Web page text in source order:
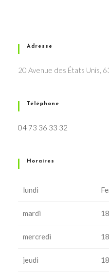
Adresse
20 Avenue des États Unis,
Téléphone
04 73 36 33 32
Horaires
lundi
mardi
mercredi
jeudi